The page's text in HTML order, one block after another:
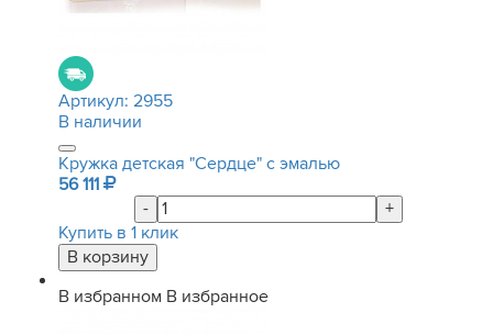
Артикул: 2955
В наличии
Кружка детская "Сердце" с эмалью
56 111
-
+
Купить в 1 клик
В избранном В избранное